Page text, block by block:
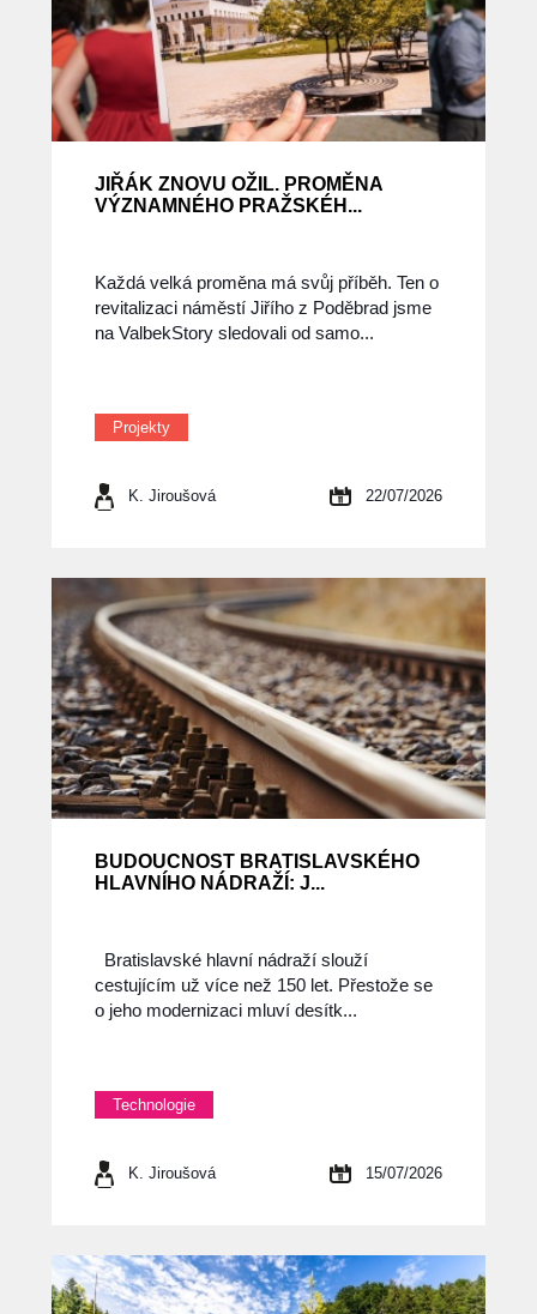
JIŘÁK ZNOVU OŽIL. PROMĚNA
VÝZNAMNÉHO PRAŽSKÉH...
Každá velká proměna má svůj příběh. Ten o
revitalizaci náměstí Jiřího z Poděbrad jsme
na ValbekStory sledovali od samo...
Projekty
K. Jiroušová 22/07/2026
BUDOUCNOST BRATISLAVSKÉHO
HLAVNÍHO NÁDRAŽÍ: J...
Bratislavské hlavní nádraží slouží
cestujícím už více než 150 let. Přestože se
o jeho modernizaci mluví desítk...
Technologie
K. Jiroušová 15/07/2026